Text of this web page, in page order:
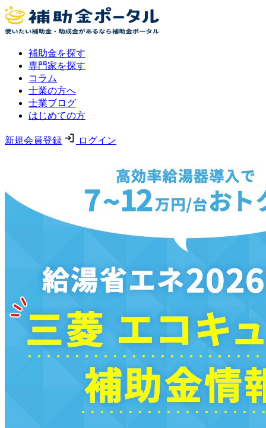
補助金を探す
専門家を探す
コラム
士業の方へ
士業ブログ
はじめての方
新規会員登録 ログイン